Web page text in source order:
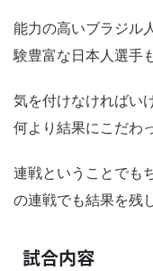
能力の高いブラジル
験豊富な日本人選手
気を付けなければい
何より結果にこだわ
連戦ということでも
の連戦でも結果を残
試合内容